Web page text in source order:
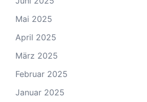
Mai 2025
April 2025
März 2025
Februar 2025
Januar 2025